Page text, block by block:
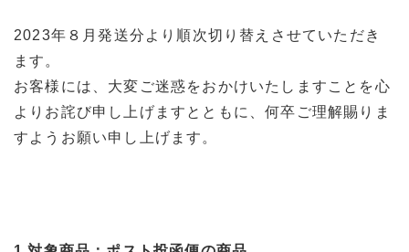
2023年８月発送分より順次切り替えさせていただき
ます。
お客様には、大変ご迷惑をおかけいたしますことを心
よりお詫び申し上げますとともに、何卒ご理解賜りま
すようお願い申し上げます。